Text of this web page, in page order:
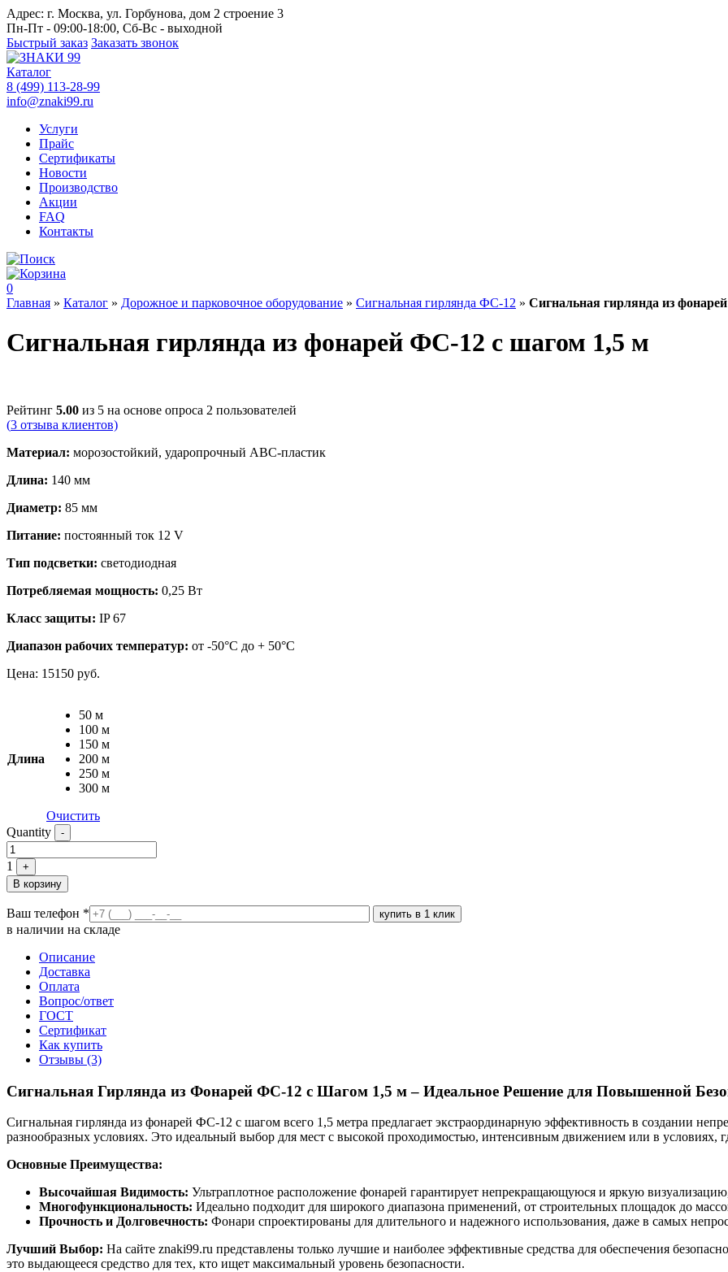
Адрес: г. Москва, ул. Горбунова, дом 2 строение 3
Пн-Пт - 09:00-18:00, Сб-Вс - выходной
Быстрый заказ Заказать звонок
Каталог
8 (499) 113-28-99
info@znaki99.ru
Услуги
Прайс
Сертификаты
Новости
Производство
Акции
FAQ
Контакты
0
Главная » Каталог » Дорожное и парковочное оборудование » Сигнальная гирлянда ФС-12 » Сигнальная гирлянда из
Сигнальная гирлянда из фонарей ФС-12 с шагом 1,5 м
Рейтинг 5.00 из 5 на основе опроса 2 пользователей
(3 отзыва клиентов)
Материал: морозостойкий, ударопрочный АВС-пластик
Длина: 140 мм
Диаметр: 85 мм
Питание: постоянный ток 12 V
Тип подсветки: светодиодная
Потребляемая мощность: 0,25 Вт
Класс защиты: IP 67
Диапазон рабочих температур: от -50°С до + 50°С
Цена: 15150 руб.
Длина
50 м
100 м
150 м
200 м
250 м
300 м
Очистить
Quantity
-
1
+
В корзину
Ваш телефон *
в наличии на складе
Описание
Доставка
Оплата
Вопрос/ответ
ГОСТ
Сертификат
Как купить
Отзывы (3)
Сигнальная Гирлянда из Фонарей ФС-12 с Шагом 1,5 м – Идеальное Решение для Повышенной
Сигнальная гирлянда из фонарей ФС-12 с шагом всего 1,5 метра предлагает экстраординарную эффективность в создании
разнообразных условиях. Это идеальный выбор для мест с высокой проходимостью, интенсивным движением или в условиях,
Основные Преимущества:
Высочайшая Видимость: Ультраплотное расположение фонарей гарантирует непрекращающуюся и яркую
Многофункциональность: Идеально подходит для широкого диапазона применений, от строительных площадок до
Прочность и Долговечность: Фонари спроектированы для длительного и надежного использования, даже в самых
Лучший Выбор: На сайте znaki99.ru представлены только лучшие и наиболее эффективные средства для обеспечения
это выдающееся средство для тех, кто ищет максимальный уровень безопасности.